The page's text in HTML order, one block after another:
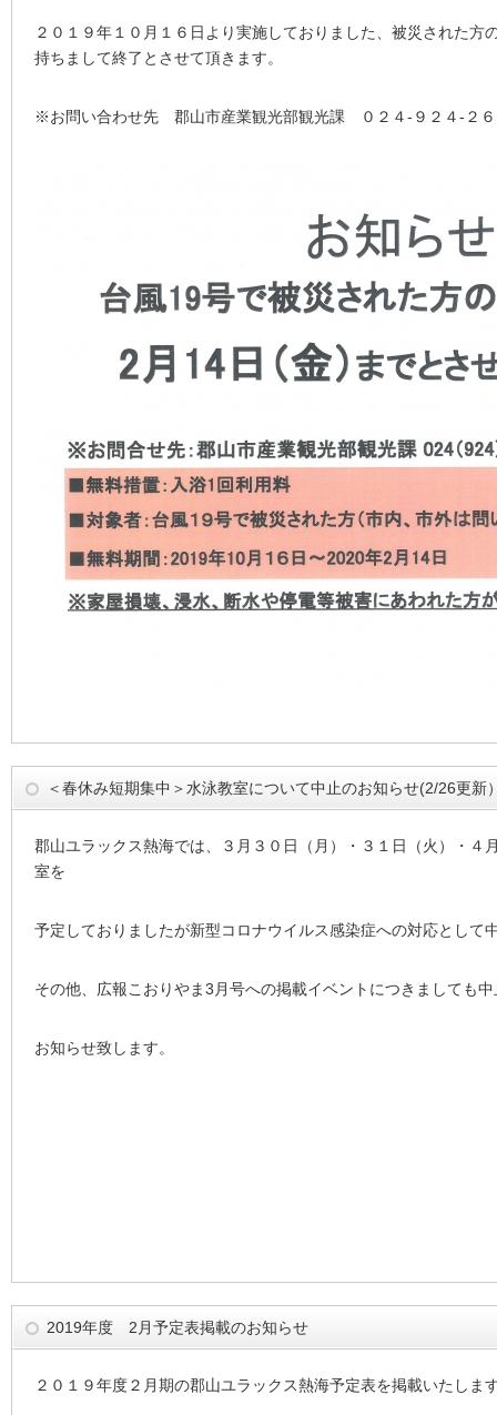
２０１９年１０月１６日より実施しておりました、被災された方
持ちまして終了とさせて頂きます。
※お問い合わせ先 郡山市産業観光部観光課 ０２４-９２４-２
＜春休み短期集中＞水泳教室について中止のお知らせ(2/26更新
郡山ユラックス熱海では、３月３０日（月）・３１日（火）・４
室を
予定しておりましたが新型コロナウイルス感染症への対応として
その他、広報こおりやま3月号への掲載イベントにつきましても
お知らせ致します。
2019年度 2月予定表掲載のお知らせ
２０１９年度２月期の郡山ユラックス熱海予定表を掲載いたしま